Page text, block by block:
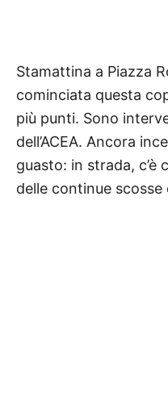
Stamattina a Piazza
cominciata questa
più punti. Sono
dell’ACEA. Ancora
guasto: in strada, c’è
delle continue